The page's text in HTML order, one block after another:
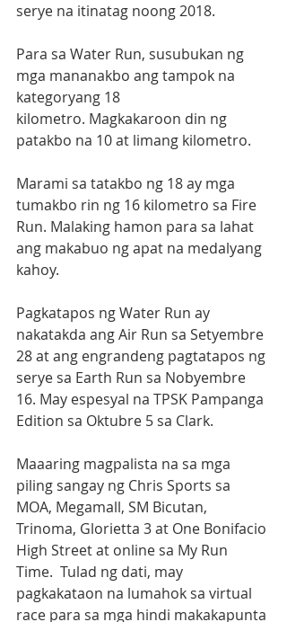
serye na itinatag noong 2018.
Para sa Water Run, susubukan ng
mga mananakbo ang tampok na
kategoryang 18
kilometro. Magkakaroon din ng
patakbo na 10 at limang kilometro.
Marami sa tatakbo ng 18 ay mga
tumakbo rin ng 16 kilometro sa Fire
Run. Malaking hamon para sa lahat
ang makabuo ng apat na medalyang
kahoy.
Pagkatapos ng Water Run ay
nakatakda ang Air Run sa Setyembre
28 at ang engrandeng pagtatapos ng
serye sa Earth Run sa Nobyembre
16. May espesyal na TPSK Pampanga
Edition sa Oktubre 5 sa Clark.
Maaaring magpalista na sa mga
piling sangay ng Chris Sports sa
MOA, Megamall, SM Bicutan,
Trinoma, Glorietta 3 at One Bonifacio
High Street at online sa My Run
Time.  Tulad ng dati, may
pagkakataon na lumahok sa virtual
race para sa mga hindi makakapunta